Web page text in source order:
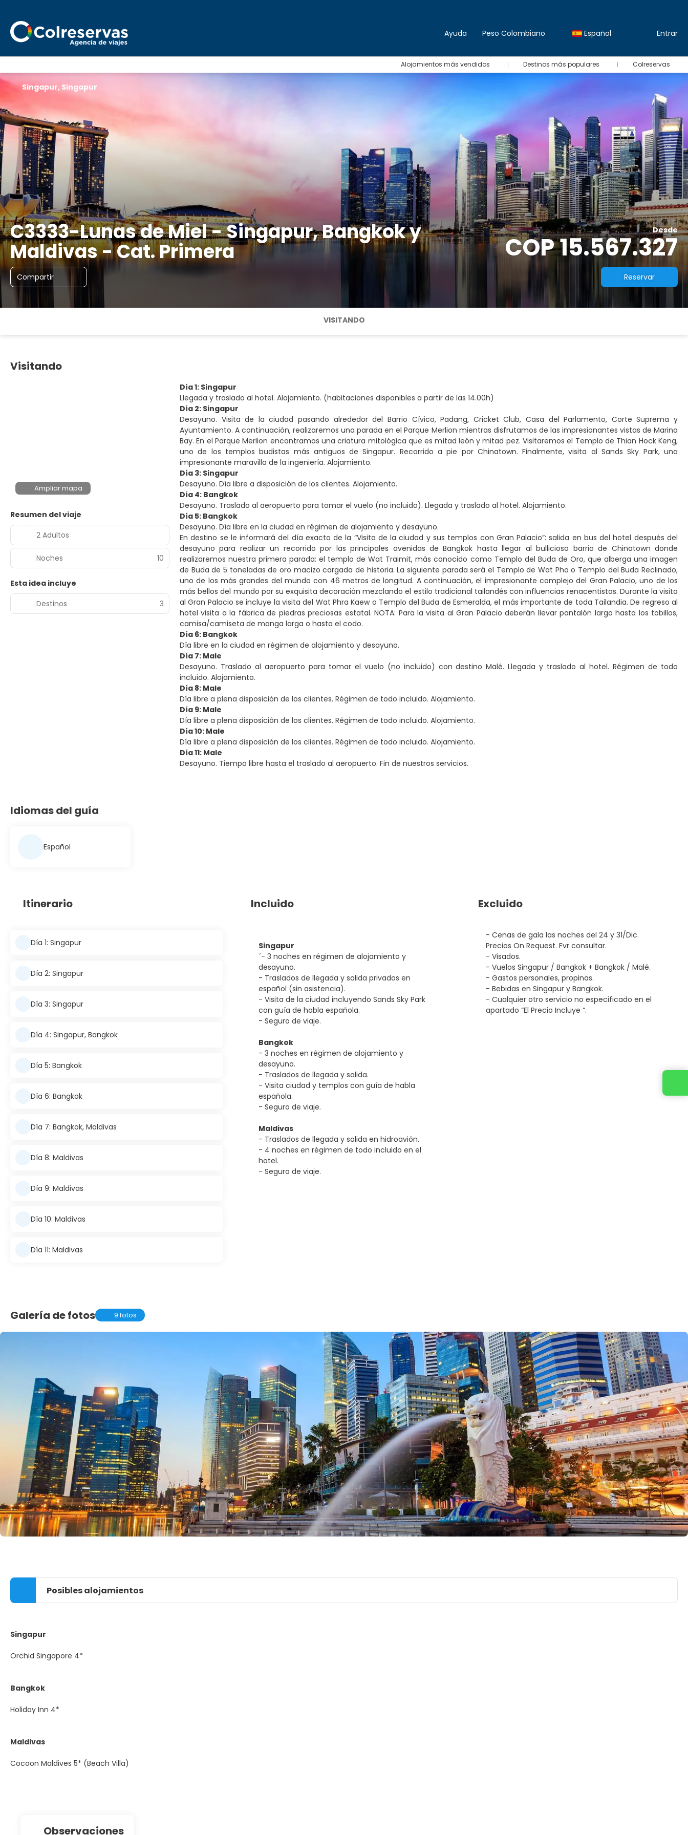
Ayuda Peso Colombiano Español Entrar
Alojamientos más vendidos Destinos más populares Colreservas
C3333-Lunas de Miel - Singapur, Bangkok y
Maldivas - Cat. Primera
Desde
COP 15.567.327
Compartir Reservar
Singapur, Singapur
VISITANDO
Visitando
Ampliar mapa
Resumen del viaje
2 Adultos
Noches 10
Esta idea incluye
Destinos
3
Día 1: Singapur
Llegada y traslado al hotel. Alojamiento. (habitaciones disponibles a partir de las 14.00h)
Día 2: Singapur
Desayuno. Visita de la ciudad pasando alrededor del Barrio Cívico, Padang, Cricket Club, Casa del Parlamento, Corte Suprema y
Ayuntamiento. A continuación, realizaremos una parada en el Parque Merlion mientras disfrutamos de las impresionantes vistas de Marina
Bay. En el Parque Merlion encontramos una criatura mitológica que es mitad león y mitad pez. Visitaremos el Templo de Thian Hock Keng,
uno de los templos budistas más antiguos de Singapur. Recorrido a pie por Chinatown. Finalmente, visita al Sands Sky Park, una
impresionante maravilla de la ingeniería. Alojamiento.
Día 3: Singapur
Desayuno. Día libre a disposición de los clientes. Alojamiento.
Día 4: Bangkok
Desayuno. Traslado al aeropuerto para tomar el vuelo (no incluido). Llegada y traslado al hotel. Alojamiento.
Día 5: Bangkok
En destino se le informará del día exacto de la “Visita de la ciudad y sus templos con Gran Palacio”: salida en bus del hotel después del
desayuno para realizar un recorrido por las principales avenidas de Bangkok hasta llegar al bullicioso barrio de Chinatown donde
realizaremos nuestra primera parada: el templo de Wat Traimit, más conocido como Templo del Buda de Oro, que alberga una imagen
de Buda de 5 toneladas de oro macizo cargada de historia. La siguiente parada será el Templo de Wat Pho o Templo del Buda Reclinado,
uno de los más grandes del mundo con 46 metros de longitud. A continuación, el impresionante complejo del Gran Palacio, uno de los
más bellos del mundo por su exquisita decoración mezclando el estilo tradicional tailandés con influencias renacentistas. Durante la visita
al Gran Palacio se incluye la visita del Wat Phra Kaew o Templo del Buda de Esmeralda, el más importante de toda Tailandia. De regreso al
hotel visita a la fábrica de piedras preciosas estatal. NOTA: Para la visita al Gran Palacio deberán llevar pantalón largo hasta los tobillos,
camisa/camiseta de manga larga o hasta el codo.
Día 6: Bangkok
Día libre en la ciudad en régimen de alojamiento y desayuno.
Día 7: Male
Desayuno. Traslado al aeropuerto para tomar el vuelo (no incluido) con destino Malé. Llegada y traslado al hotel. Régimen de todo
incluido. Alojamiento.
Día 8: Male
Día libre a plena disposición de los clientes. Régimen de todo incluido. Alojamiento.
Día 9: Male
Día libre a plena disposición de los clientes. Régimen de todo incluido. Alojamiento.
Día 10: Male
Día libre a plena disposición de los clientes. Régimen de todo incluido. Alojamiento.
Día 11: Male
Desayuno. Tiempo libre hasta el traslado al aeropuerto. Fin de nuestros servicios.
Idiomas del guía
Español
Itinerario
Día 1: Singapur
Día 2: Singapur
Día 3: Singapur
Día 4: Singapur, Bangkok
Día 5: Bangkok
Día 6: Bangkok
Día 7: Bangkok, Maldivas
Día 8: Maldivas
Día 9: Maldivas
Día 10: Maldivas
Día 11: Maldivas
Incluido
Singapur
´- 3 noches en régimen de alojamiento y
desayuno.
- Traslados de llegada y salida privados en
español (sin asistencia).
- Visita de la ciudad incluyendo Sands Sky Park
con guía de habla española.
- Seguro de viaje.
Bangkok
- 3 noches en régimen de alojamiento y
desayuno.
- Traslados de llegada y salida.
- Visita ciudad y templos con guía de habla
española.
- Seguro de viaje.
Maldivas
- Traslados de llegada y salida en hidroavión.
- 4 noches en régimen de todo incluido en el
hotel.
- Seguro de viaje.
Excluido
- Cenas de gala las noches del 24 y 31/Dic.
Precios On Request. Fvr consultar.
- Visados.
- Vuelos Singapur / Bangkok + Bangkok / Malé.
- Gastos personales, propinas.
- Bebidas en Singapur y Bangkok.
- Cualquier otro servicio no especificado en el
apartado “El Precio Incluye “.
Galería de fotos 9 fotos
Posibles alojamientos
Singapur
Orchid Singapore 4*
Bangkok
Holiday Inn 4*
Maldivas
Cocoon Maldives 5* (Beach Villa)
observaciones